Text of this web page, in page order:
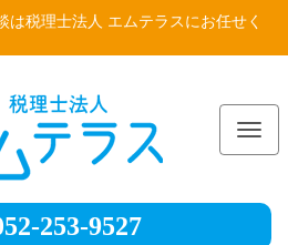
は税理士法人 エムテラスにお任せく
253-9527